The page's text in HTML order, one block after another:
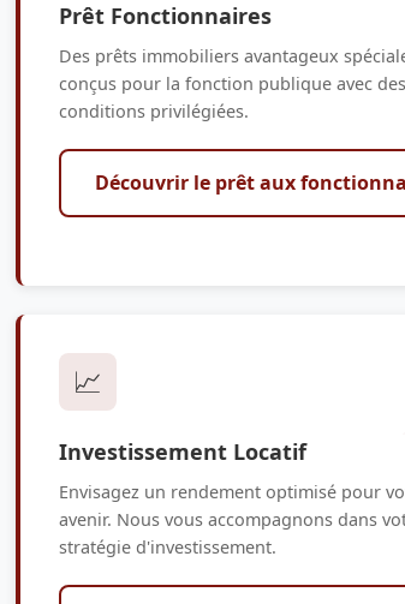
Prêt Fonctionnaires
Des prêts immobiliers avantageux
conçus pour la fonction publique avec des
conditions privilégiées.
Découvrir le prêt aux
📈
Investissement Locatif
Envisagez un rendement optimisé pour
avenir. Nous vous accompagnons dans
stratégie d'investissement.